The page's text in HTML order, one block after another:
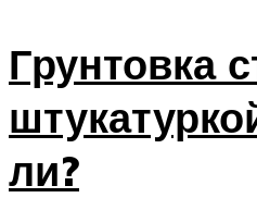
Грунтовка
ли?